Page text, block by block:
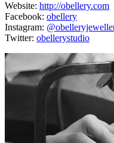
Website: http://obellery.com
Facebook: obellery
Instagram:
Twitter: obellerystudio